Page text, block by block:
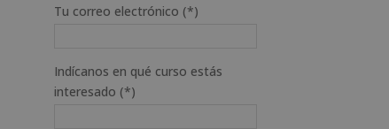
Tu correo electrónico (*)
Indícanos en qué curso estás
interesado (*)